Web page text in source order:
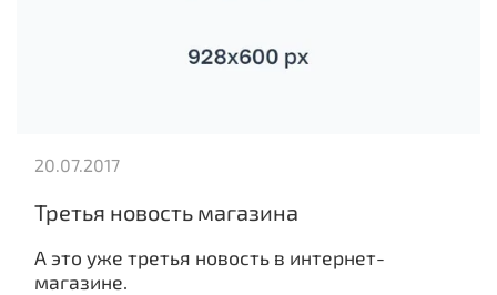
Третья новость магазина
А это уже третья новость в интернет-
магазине.
20.07.2017